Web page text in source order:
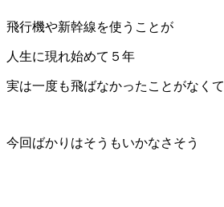
飛行機や新幹線を使うことが
人生に現れ始めて５年
実は一度も飛ばなかったことがなくて
今回ばかりはそうもいかなさそう